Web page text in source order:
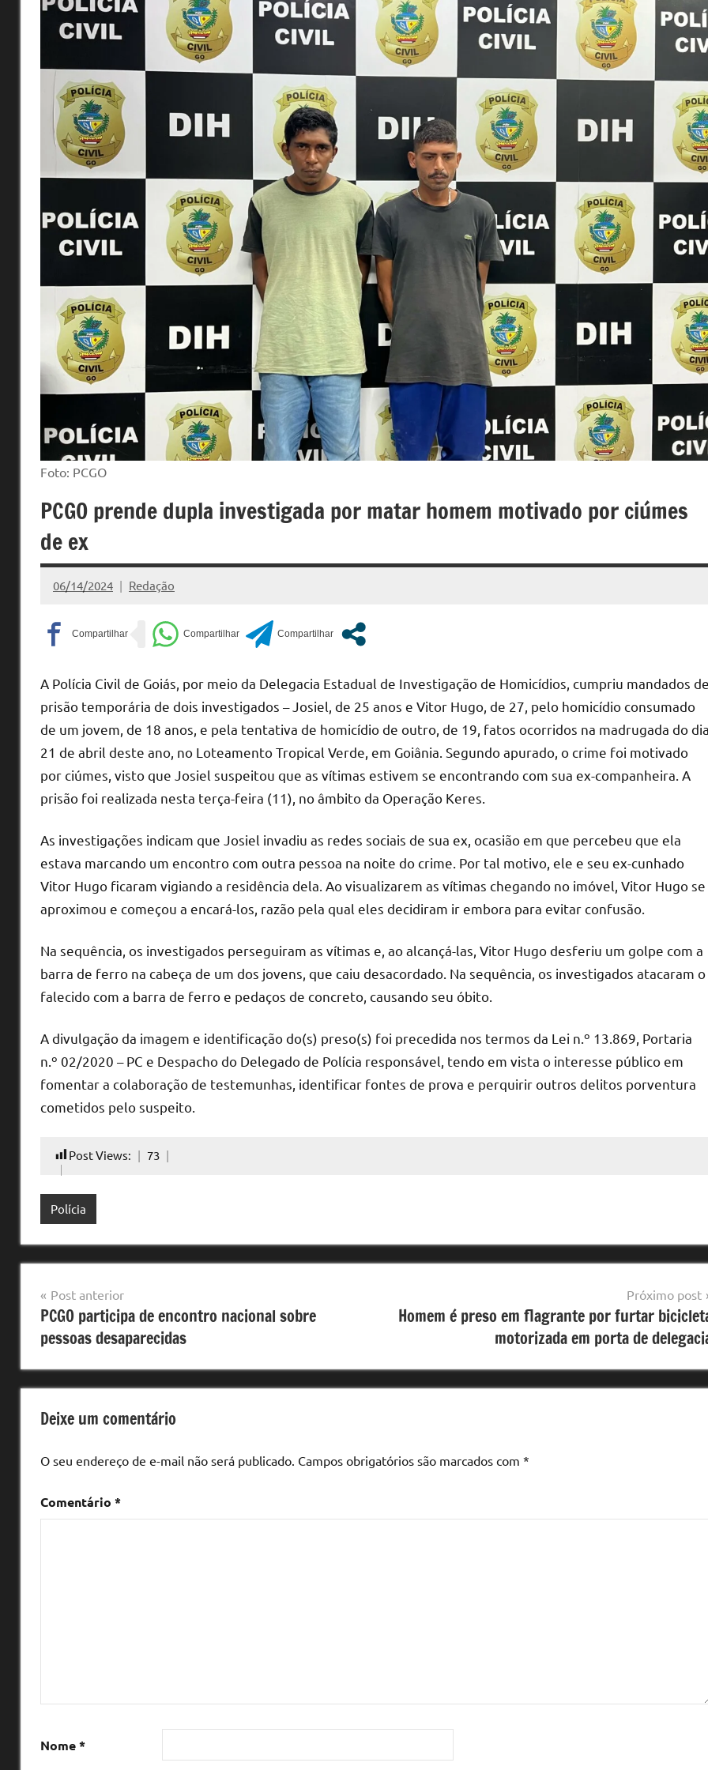
Foto: PCGO
PCGO prende dupla investigada por matar homem motivado por ciúmes
de ex
06/14/2024 Redação
Nenhum
A Polícia Civil de Goiás, por meio da Delegacia Estadual de Investigação de Homicídios, cumpriu mandados
prisão temporária de dois investigados – Josiel, de 25 anos e Vitor Hugo, de 27, pelo homicídio consumado
de um jovem, de 18 anos, e pela tentativa de homicídio de outro, de 19, fatos ocorridos na madrugada do
21 de abril deste ano, no Loteamento Tropical Verde, em Goiânia. Segundo apurado, o crime foi motivado
por ciúmes, visto que Josiel suspeitou que as vítimas estivem se encontrando com sua ex-companheira. A
prisão foi realizada nesta terça-feira (11), no âmbito da Operação Keres.
As investigações indicam que Josiel invadiu as redes sociais de sua ex, ocasião em que percebeu que ela
estava marcando um encontro com outra pessoa na noite do crime. Por tal motivo, ele e seu ex-cunhado
Vitor Hugo ficaram vigiando a residência dela. Ao visualizarem as vítimas chegando no imóvel, Vitor Hugo se
aproximou e começou a encará-los, razão pela qual eles decidiram ir embora para evitar confusão.
Na sequência, os investigados perseguiram as vítimas e, ao alcançá-las, Vitor Hugo desferiu um golpe com a
barra de ferro na cabeça de um dos jovens, que caiu desacordado. Na sequência, os investigados atacaram o
falecido com a barra de ferro e pedaços de concreto, causando seu óbito.
A divulgação da imagem e identificação do(s) preso(s) foi precedida nos termos da Lei n.º 13.869, Portaria
n.º 02/2020 – PC e Despacho do Delegado de Polícia responsável, tendo em vista o interesse público em
fomentar a colaboração de testemunhas, identificar fontes de prova e perquirir outros delitos porventura
cometidos pelo suspeito.
Post Views: 73
Polícia
Navegação
de
Post
Post anterior
PCGO participa de encontro nacional sobre
pessoas desaparecidas
Próximo post
Homem é preso em flagrante por furtar
motorizada em porta de
Deixe um comentário
O seu endereço de e-mail não será publicado. Campos obrigatórios são marcados com *
Comentário *
Nome*